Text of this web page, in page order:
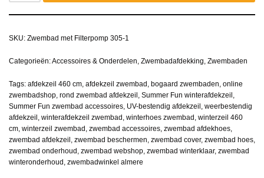
SKU: Zwembad met Filterpomp 305-1
Categorieën:Accessoires & Onderdelen, Zwembadafdekking, Zwembaden
Tags: afdekzeil 460 cm, afdekzeil zwembad , bogaard zwembaden, online
zwembadshop, rond zwembad afdekzeil , Summer Fun winterafdekzeil ,
Summer Fun zwembad accessoires, UV-bestendig afdekzeil , weerbestendig
afdekzeil , winterafdekzeil zwembad , winterhoes zwembad , winterzeil 460
cm, winterzeil zwembad , zwembad accessoires, zwembad afdekhoes,
zwembad afdekzeil , zwembad beschermen, zwembad cover, zwembad hoes,
zwembad onderhoud , zwembad webshop, zwembad winterklaar, zwembad
winteronderhoud , zwembadwinkel almere